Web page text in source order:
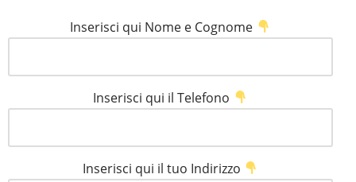
Inserisci qui Nome e Cognome
Inserisci qui il Telefono
Inserisci qui il tuo Indirizzo